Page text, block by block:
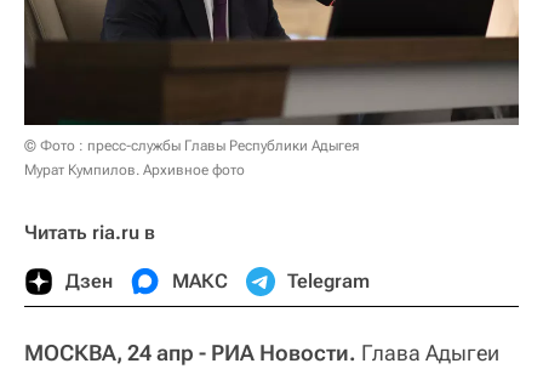
© Фото : пресс-службы Главы Республики Адыгея
Мурат Кумпилов. Архивное фото
Читать ria.ru в
Дзен МАКС Telegram
МОСКВА, 24 апр - РИА Новости. Глава Адыгеи